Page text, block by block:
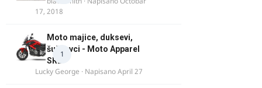
17, 2018
1
Moto majice, duksevi,
šuškavci - Moto Apparel
SRB
Lucky George · NapisanoApril 27